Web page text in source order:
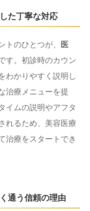
た丁寧な対応
トのひとつが、
医
す。初診時のカウン
わかりやすく説明し
治療メニューを提
イムの説明やアフタ
れるため、美容医療
治療をスタートでき
通う信頼の理由